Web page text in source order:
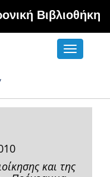
Βιβλιοθήκη
Toggle
και της